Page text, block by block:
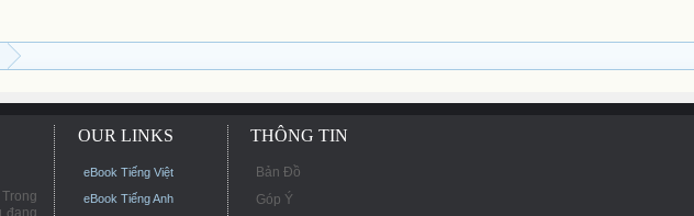
đang
OUR LINKS
eBook Tiếng Việt
eBook Tiếng Anh
THÔNG TIN
Bản Đồ
Góp Ý